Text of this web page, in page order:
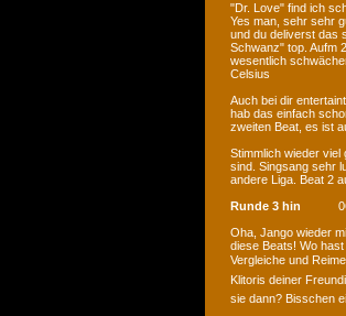
"Dr. Love" find ich
Yes man, sehr sehr
und du deliverst das
Schwanz" top. Aufm
wesentlich
Celsius
Auch bei dir
hab das einfach
zweiten Beat, es ist
Stimmlich wieder
sind. Singsang sehr
andere Liga. Beat 2
Runde 3 hin
Oha, Jango wieder
diese Beats! Wo
Vergleiche und
Klitoris deiner
sie dann? Bisschen